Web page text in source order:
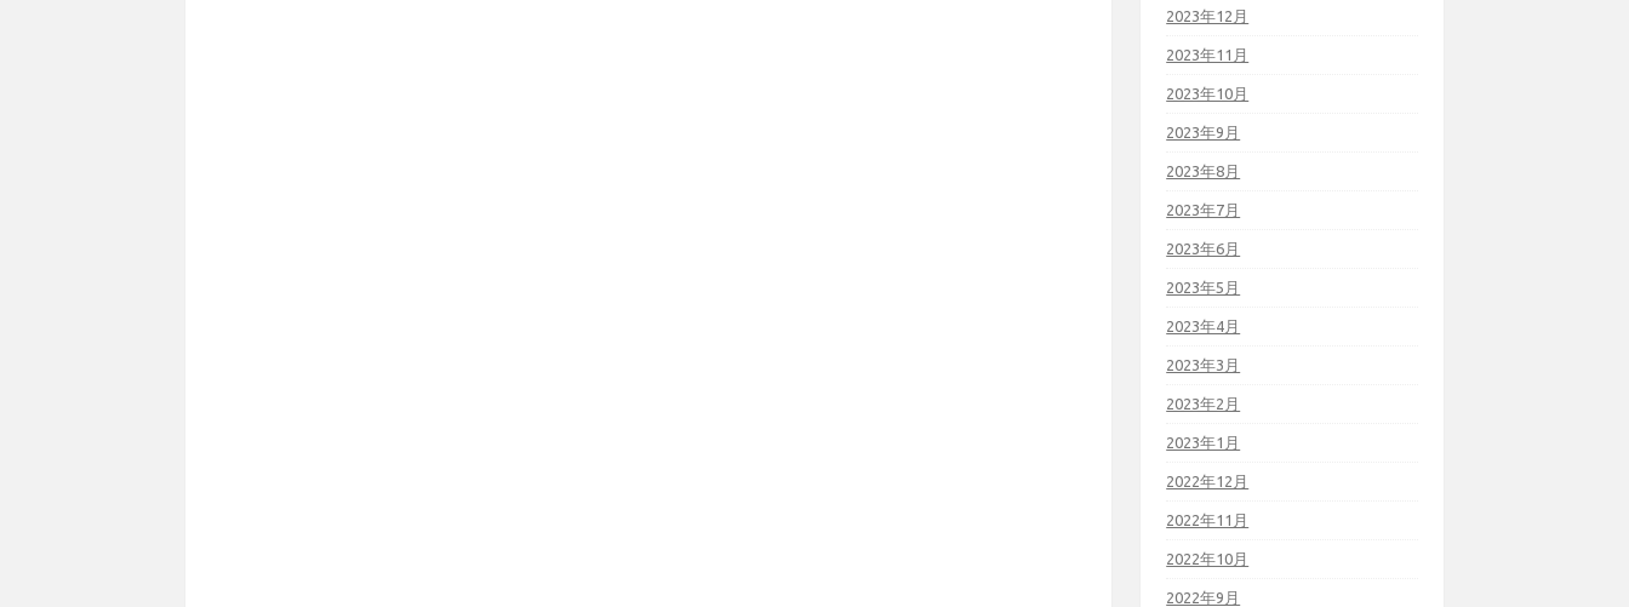
2023年12月
2023年11月
2023年10月
2023年9月
2023年8月
2023年7月
2023年6月
2023年5月
2023年4月
2023年3月
2023年2月
2023年1月
2022年12月
2022年11月
2022年10月
2022年9月